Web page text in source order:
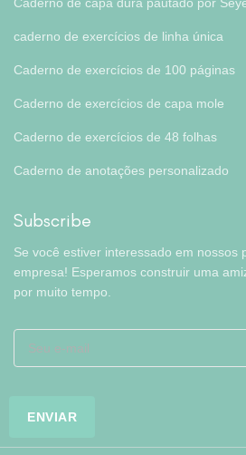
Caderno de capa dura pautado por
caderno de exercícios de linha única
Caderno de exercícios de 100 páginas
Caderno de exercícios de capa mole
Caderno de exercícios de 48 folhas
Caderno de anotações personalizado
Subscribe
Se você estiver interessado em nossos
empresa! Esperamos construir uma
por muito tempo.